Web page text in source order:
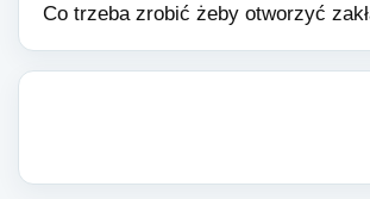
Co trzeba zrobić żeby otworzyć